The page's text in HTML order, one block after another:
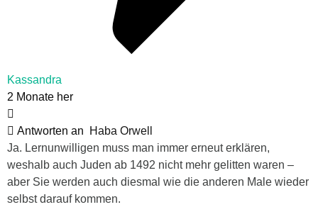
Kassandra
2 Monate her
Antworten an
Haba Orwell
Ja. Lernunwilligen muss man immer erneut erklären,
weshalb auch Juden ab 1492 nicht mehr gelitten waren –
aber Sie werden auch diesmal wie die anderen Male wieder
selbst darauf kommen.